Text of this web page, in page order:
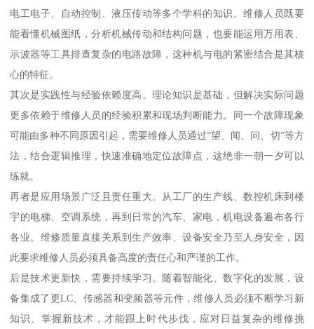
电工电子、自动控制、液压传动等多个学科的知识。维修人员既要
能看懂机械图纸，分析机械传动和结构问题，也要能运用万用表、
示波器等工具排查复杂的电路故障，这种机与电的紧密结合是其核
心的特征。
其次是实践性与经验依赖度高。理论知识是基础，但解决实际问题
更多依赖于维修人员的经验积累和现场判断能力。同一个故障现象
可能由多种不同原因引起，需要维修人员通过“望、闻、问、切”等方
法，结合逻辑推理，快速准确地定位故障点，这绝非一朝一夕可以
练就。
再者是应用场景广泛且责任重大。从工厂的生产线、数控机床到楼
宇的电梯、空调系统，再到日常的汽车、家电，机电设备遍布各行
各业。维修质量直接关系到生产效率、设备安全乃至人身安全，因
此要求维修人员必须具备高度的责任心和严谨的工作。
后是技术更新快，需要持续学习。随着智能化、数字化的发展，设
备集成了更LC、传感器和变频器等元件，维修人员必须不断学习新
知识、掌握新技术，才能跟上时代步伐，应对日益复杂的维修挑